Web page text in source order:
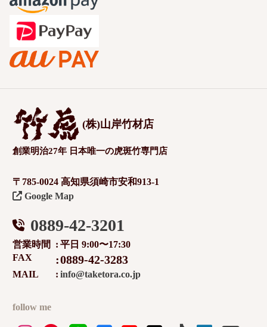
(株)山岸竹材店
創業明治27年 日本唯一の虎斑竹専門店
〒785-0024 高知県須崎市安和913-1
Google Map
0889-42-3201
営業時間
平日 9:00〜17:30
FAX
0889-42-3283
MAIL info@taketora.co.jp
follow me